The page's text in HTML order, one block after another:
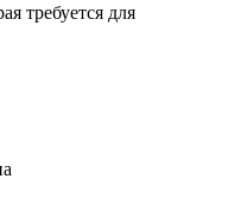
требуется для